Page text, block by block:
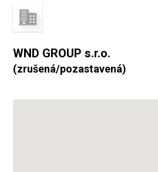
WND GROUP s.r.o.
(zrušená/pozastavená)